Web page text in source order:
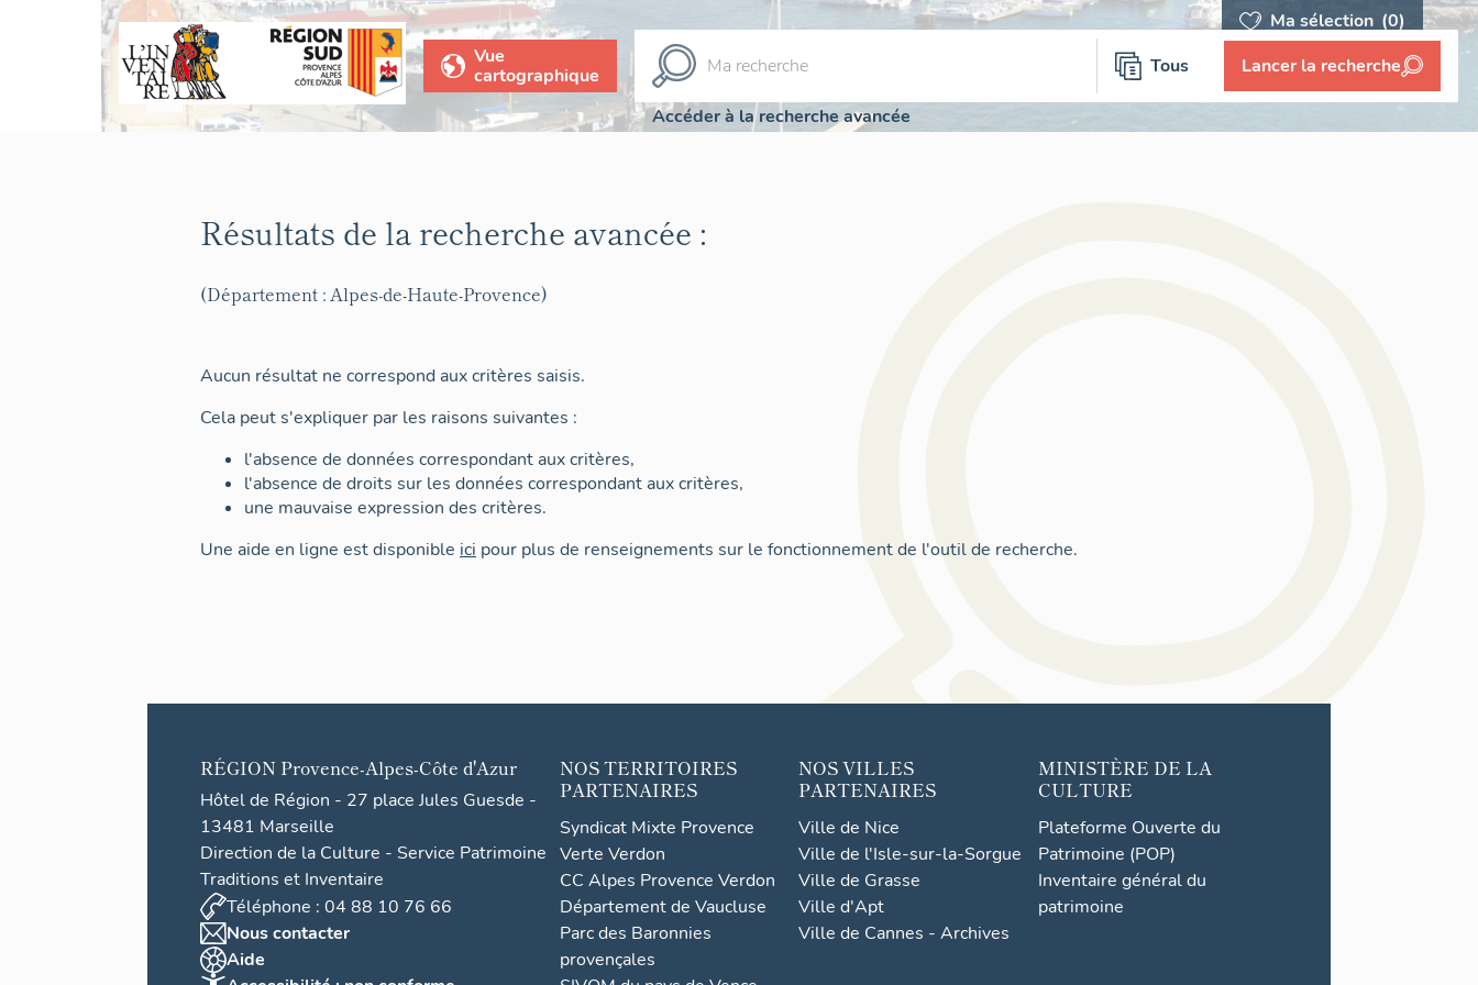
Ma sélection (0)
Vue
cartographique
Tous Lancer la recherche
Accéder à la recherche avancée
Résultats de la recherche avancée :
(Département : Alpes-de-Haute-Provence)
Aucun résultat ne correspond aux critères saisis.
Cela peut s'expliquer par les raisons suivantes :
l'absence de données correspondant aux critères,
l'absence de droits sur les données correspondant aux critères,
une mauvaise expression des critères.
Une aide en ligne est disponible ici pour plus de renseignements sur le fonctionnement de l'outil de recherche.
RÉGION Provence-Alpes-Côte d'Azur
Hôtel de Région - 27 place Jules Guesde -
13481 Marseille
Direction de la Culture - Service Patrimoine
Traditions et Inventaire
Téléphone : 04 88 10 76 66
Nous contacter
Aide
NOS TERRITOIRES
PARTENAIRES
Syndicat Mixte Provence
Verte Verdon
CC Alpes Provence Verdon
Département de Vaucluse
Parc des Baronnies
provençales
NOS VILLES
PARTENAIRES
Ville de Nice
Ville de l'Isle-sur-la-Sorgue
Ville de Grasse
Ville d'Apt
Ville de Cannes - Archives
MINISTÈRE DE LA
CULTURE
Plateforme Ouverte du
Patrimoine (POP)
Inventaire général du
patrimoine